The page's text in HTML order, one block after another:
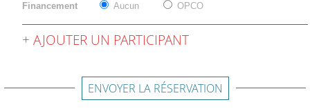
Financement Aucun OPCO
AJOUTER UN PARTICIPANT
ENVOYER LA RÉSERVATION